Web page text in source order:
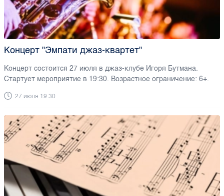
Концерт "Эмпати джаз-квартет"
Концерт состоится 27 июля в джаз-клубе Игоря Бутмана.
Стартует мероприятие в 19:30. Возрастное ограничение: 6+.
27 июля 19:30